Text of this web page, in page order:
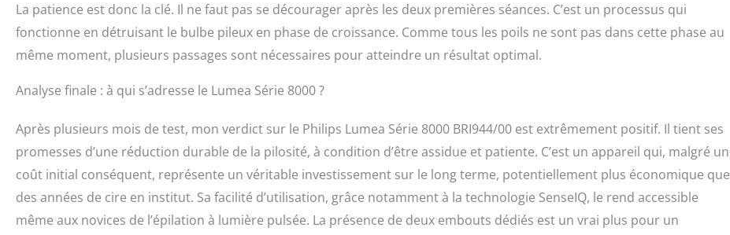
La patience est donc la clé. Il ne faut pas se décourager après les deux premières séances. C’est un processus qui
fonctionne en détruisant le bulbe pileux en phase de croissance. Comme tous les poils ne sont pas dans cette phase au
même moment, plusieurs passages sont nécessaires pour atteindre un résultat optimal.
Analyse finale : à qui s’adresse le Lumea Série 8000 ?
Après plusieurs mois de test, mon verdict sur le Philips Lumea Série 8000 BRI944/00 est extrêmement positif. Il tient ses
promesses d’une réduction durable de la pilosité, à condition d’être assidue et patiente. C’est un appareil qui, malgré un
coût initial conséquent, représente un véritable investissement sur le long terme, potentiellement plus économique que
des années de cire en institut. Sa facilité d’utilisation, grâce notamment à la technologie SenseIQ, le rend accessible
même aux novices de l’épilation à lumière pulsée. La présence de deux embouts dédiés est un vrai plus pour un